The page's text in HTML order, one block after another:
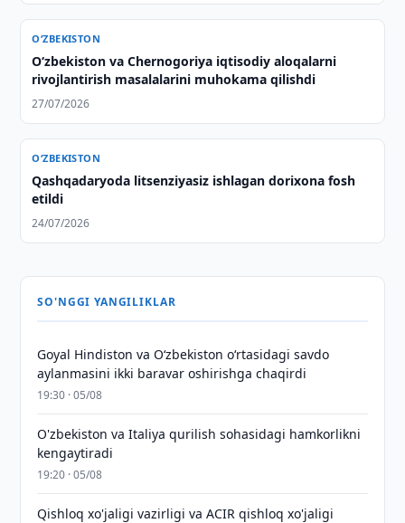
O‘ZBEKISTON
Oʻzbekiston va Chernogoriya iqtisodiy aloqalarni
rivojlantirish masalalarini muhokama qilishdi
27/07/2026
O‘ZBEKISTON
Qashqadaryoda litsenziyasiz ishlagan dorixona fosh
etildi
24/07/2026
SO'NGGI YANGILIKLAR
Goyal Hindiston va Oʻzbekiston oʻrtasidagi savdo
aylanmasini ikki baravar oshirishga chaqirdi
19:30 · 05/08
O'zbekiston va Italiya qurilish sohasidagi hamkorlikni
kengaytiradi
19:20 · 05/08
Qishloq xo'jaligi vazirligi va ACIR qishloq xo'jaligi